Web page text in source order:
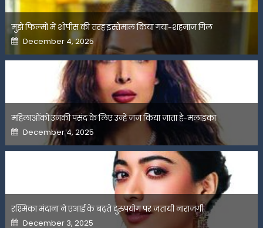
मुझे फिल्मों में शोपीस की तरह इस्तेमाल किया गया-शहनाज गिल
Posted
on
December 4, 2025
महिलाओंको उनकी पसंद के लिए उन्हें जज किया जाता है-मलाइका
Posted
on
December 4, 2025
रश्मिका मंदाना ने एआई के बढ़ते दुरुपयोग पर जतायी नाराजगी
Posted
December 3, 2025